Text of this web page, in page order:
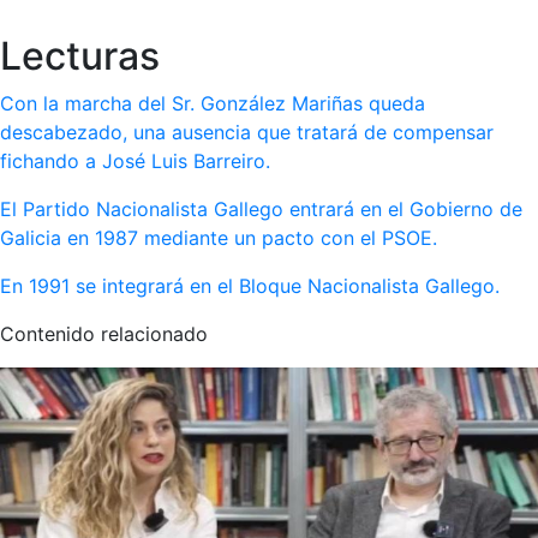
Lecturas
Con la marcha del Sr. González Mariñas queda
descabezado, una ausencia que tratará de compensar
fichando a José Luis Barreiro.
El Partido Nacionalista Gallego entrará en el Gobierno de
Galicia en 1987 mediante un pacto con el PSOE.
En 1991 se integrará en el Bloque Nacionalista Gallego.
Contenido relacionado